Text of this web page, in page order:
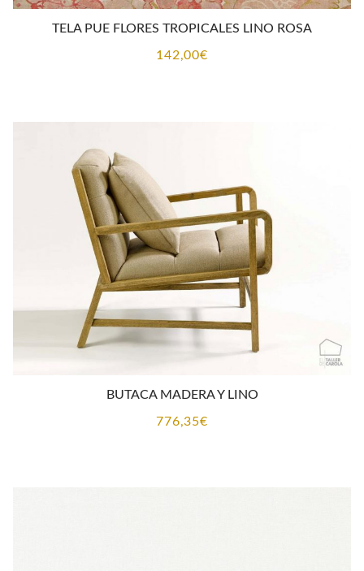
TELA PUE FLORES TROPICALES LINO ROSA
142,00€
BUTACA MADERA Y LINO
776,35€